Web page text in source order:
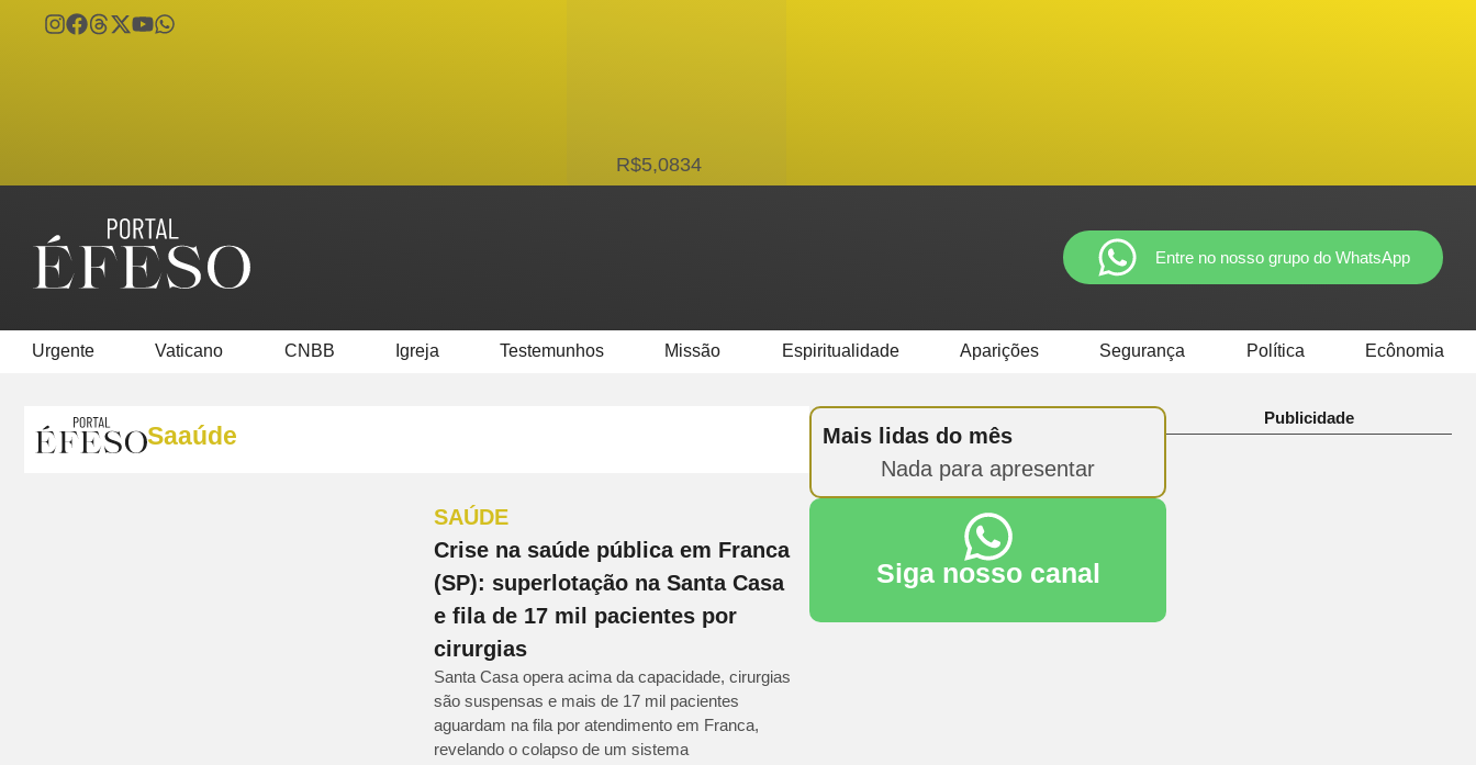
R$5,0834
Entre no nosso grupo do WhatsApp
Urgente Vaticano CNBB Igreja Testemunhos Missão Espiritualidade Aparições Segurança Política Ecônomia
Saaúde
SAÚDE
Crise na saúde pública em Franca
(SP): superlotação na Santa Casa
e fila de 17 mil pacientes por
cirurgias
Santa Casa opera acima da capacidade, cirurgias
são suspensas e mais de 17 mil pacientes
aguardam na fila por atendimento em Franca,
revelando o colapso de um sistema
Mais lidas do mês
Nada para apresentar
Siga nosso canal
Publicidade